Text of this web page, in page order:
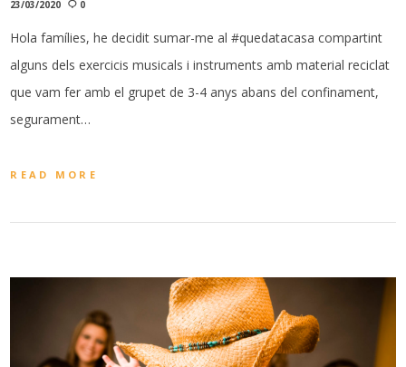
23/03/2020 0
Hola famílies, he decidit sumar-me al #quedatacasa compartint
alguns dels exercicis musicals i instruments amb material reciclat
que vam fer amb el grupet de 3-4 anys abans del confinament,
segurament…
READ MORE